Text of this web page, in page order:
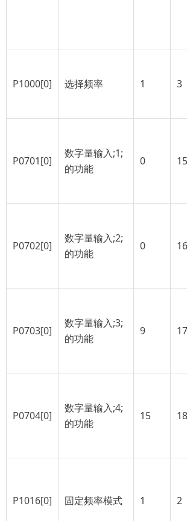
P1000[0] 选择频率 1 3
P0701[0]
数字量输入;1;
的功能
0 15
P0702[0]
数字量输入;2;
的功能
0 16
P0703[0]
数字量输入;3;
的功能
9 17
P0704[0]
数字量输入;4;
的功能
15 18
P1016[0] 固定频率模式 1 2